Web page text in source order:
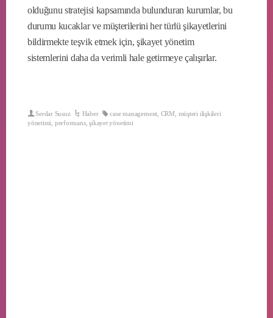
olduğunu stratejisi kapsamında bulunduran kurumlar, bu
durumu kucaklar ve müşterilerini her türlü şikayetlerini
bildirmekte teşvik etmek için, şikayet yönetim
sistemlerini daha da verimli hale getirmeye çalışırlar.
Serdar Susuz Haber case management CRM müşteri ilişkileri
yönetimi performans,şikayet yönetimi